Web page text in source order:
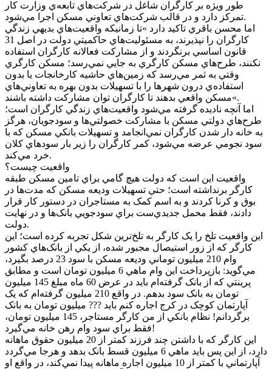
طور ويژه بر کارگران شاغل در شرکت‌هاي تابعه‌ي وزارت کار
تمرکز دارد و در قالب شرکت‌هاي تعاوني مسکن اجرا مي‌شود.
اما محسن باقري تاکيد دارد »تا زمانيکه واقعيت‌هاي بديهي زندگي
کارگران را نپذيرند، به مسئوليت‌هاي حاکميتي دولت در اصل 31
قانون اساسي برنگردند و از مشارکت فعالانه کارگران استفاده
نکنند، طرح‌هاي مسکن کارگري به جايي نمي‌رسد؛ مسکن کارگري
وقتي به ثمر مي‌رسد که زمين‌هاي حاشيه کارخانجات يا بدون
استفاده‌ي درون شهرها را با تسهيلات بدون بهره به تعاوني‌هاي
مسکن واقعي بدهند تا کارگران توان مشارکت داشته باشند«.
اما آنچه ناديده گرفته مي‌شود واقعيت‌هاي زندگي کارگران است؛
طرح‌هاي دولتي مسکن با مشارکت خصولتي‌ها و سودجويان، هرگز
به خانه دار شدن کارگران نمي‌انجامد و تسهيلات بانکي مسکن که با
سود نجومي عرضه مي‌شود، کمر کارگران را زير بار سود‌هاي کلان
خرد مي‌کند.
واقعيت چيست؟
واقعيت اين است که دولت هيچ گامي براي تامين مسکن طبقه
کارگر برنداشته است؛ حتي تسهيلات وديعه مسکن که مدت‌ها در
بوق و کرنا کردند و به اسم کمک به مستاجران در دستور کار قرار
دادند، فقط محمل جديدي‌ست براي سودجويي بانک‌ها و در نهايت
دولت.
اين واقعيت تلخ را يک کارگر به تلخ‌ترين شکل تجربه کرده است؛ اين
کارگر که از زور استيصال مجبور شده، از يکي از بانک‌هاي کشور
وام 210 ميليون توماني وديعه مسکن با سود 23 درصد بگيرد،
مي‌گويد: بازپرداخت اين وام ماهي 6 ميليون تومان است و مطابق
پرينتي که از بانک گرفته‌ام بايد در عرض 60 ماه مبلغ 145 ميليون
تومان به بانک سود بدهم. در واقع 210 ميليون گرفته‌ام که يک
آپارتمان کوچک در کرج اجاره کنم بايد ??? ميليون تومان به بانک
برگردانم! نظام بانکي از من کارگر مستاجر، 145 ميليون تومان،
فقط براي سود وام رهن خانه مي‌گيرد!
اين کارگر که با داشتن چند فرزند کمتر از 20 ميليون حقوق ماهانه
دارد، از اين پس بايد ماهي 6 ميليون قسط بانک بدهد و هرجا مي‌گردد
آپارتماني با کمتر از 10 ميليون اجاره ماهانه پيدا نمي‌کند، در واقع او